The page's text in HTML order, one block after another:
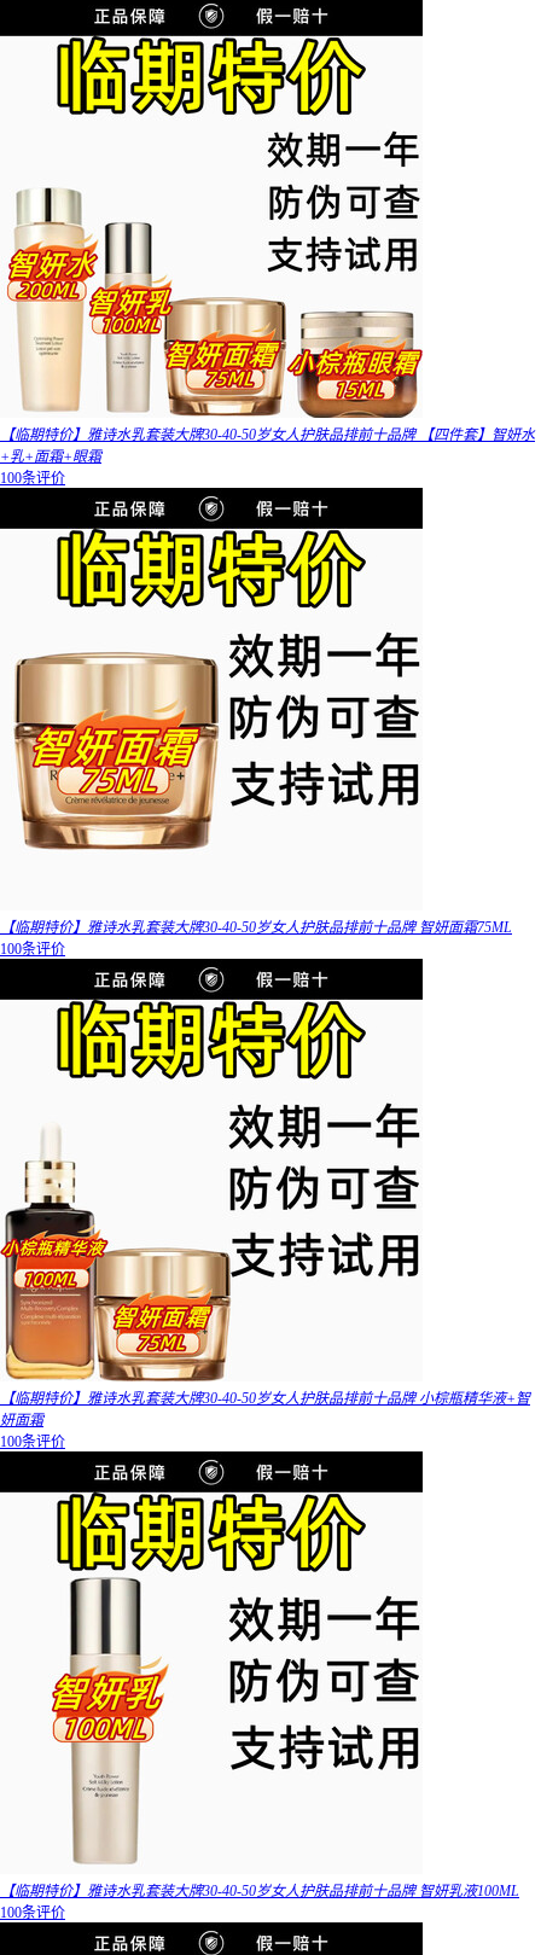
【临期特价】雅诗水乳套装大牌30-40-50岁女人护肤品排前十品牌 【四件套】智妍水
+乳+面霜+眼霜
100条评价
【临期特价】雅诗水乳套装大牌30-40-50岁女人护肤品排前十品牌 智妍面霜75ML
100条评价
【临期特价】雅诗水乳套装大牌30-40-50岁女人护肤品排前十品牌 小棕瓶精华液+智
妍面霜
100条评价
【临期特价】雅诗水乳套装大牌30-40-50岁女人护肤品排前十品牌 智妍乳液100ML
100条评价